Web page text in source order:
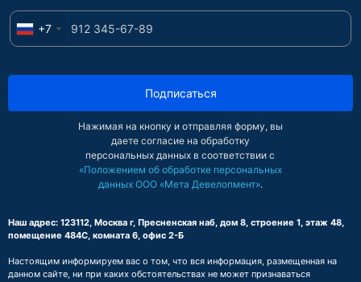
+7
Подписаться
Нажимая на кнопку и отправляя форму, вы
даете согласие на обработку
персональных данных в соответствии с
«Положением об обработке персональных
данных ООО «Мета Девелопмент».
Наш адрес: 123112, Москва г, Пресненская наб, дом 8, строение 1, этаж 48,
помещение 484С, комната 6, офис 2-Б
Настоящим информируем вас о том, что вся информация, размещенная на
данном сайте, ни при каких обстоятельствах не может признаваться